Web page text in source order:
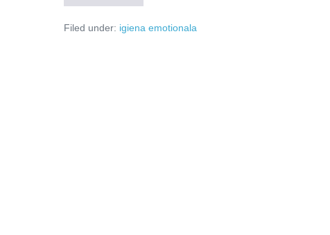
când
vrea
Filed under: igiena emotionala